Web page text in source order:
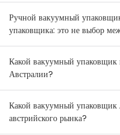
Ручной вакуумный
упаковщика: это не выбор
комбинирования товаров
Зеландии.
Какой вакуумный упаковщик
Австралии?
Какой вакуумный упаковщик
австрийского рынка?